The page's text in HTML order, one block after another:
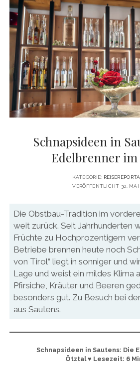
REISESPECIALS
♥ ÜBER DEN
IMPRESSUM
♥ ÜBER DIE
VITA
PRESSE & MEDIEN
MEDIADATEN
twitterfacebook
Schnapsideen in
Edelbrenner im
KATEGORIE:
VERÖFFENTLICHT 30. MAI
Die Obstbau-Tradition im
weit zurück. Seit Jahrhunderten
Früchte zu Hochprozentigem
Betriebe brennen heute noch
von Tirol“ liegt in sonniger und
Lage und weist ein mildes Klima
Pfirsiche, Kräuter und Beeren
besonders gut. Zu Besuch bei
aus Sautens.
Schnapsideen in Sautens: Die
Ötztal ♥ Lesezeit: 6